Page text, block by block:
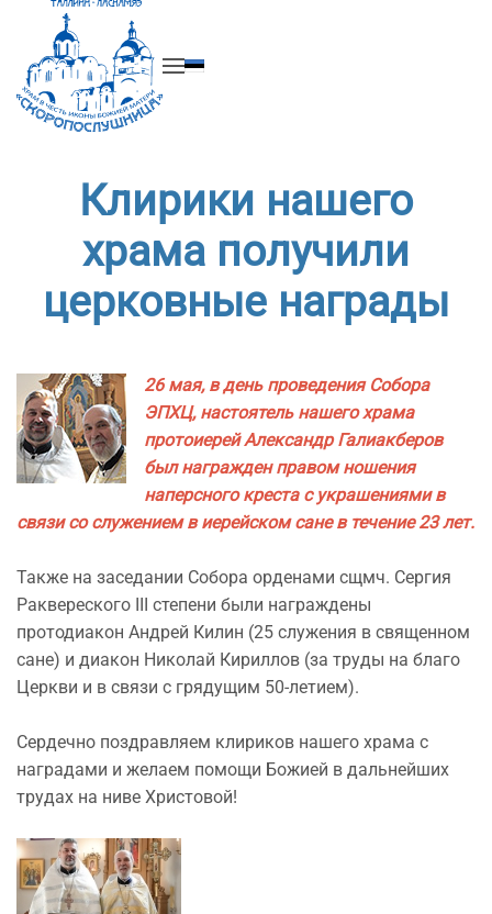
Перейти к содержимому
Клирики нашего
храма получили
церковные награды
26 мая, в день проведения Собора
ЭПХЦ, настоятель нашего храма
протоиерей Александр Галиакберов
был награжден правом ношения
наперсного креста с украшениями в
связи со служением в иерейском сане в течение 23 лет.
Также на заседании Собора орденами сщмч. Сергия
Раквереского III степени были награждены
протодиакон Андрей Килин (25 служения в священном
сане) и диакон Николай Кириллов (за труды на благо
Церкви и в связи с грядущим 50-летием).
Сердечно поздравляем клириков нашего храма с
наградами и желаем помощи Божией в дальнейших
трудах на ниве Христовой!